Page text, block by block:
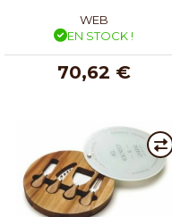
WEB
EN STOCK !
70,62 €